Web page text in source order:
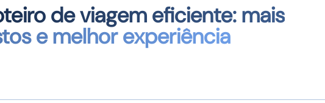
de viagem eficiente: mais
e melhor experiência